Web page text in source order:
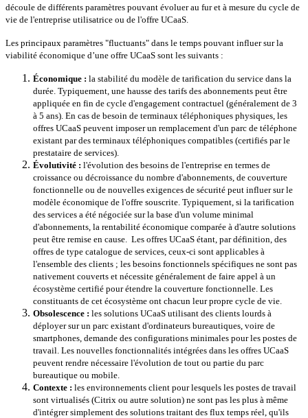
découle de différents paramètres pouvant évoluer au fur et à mesure du cycle de
vie de l'entreprise utilisatrice ou de l'offre UCaaS.
Les principaux paramètres "fluctuants" dans le temps pouvant influer sur la
viabilité économique d’une offre UCaaS sont les suivants :
Économique : la stabilité du modèle de tarification du service dans la
durée. Typiquement, une hausse des tarifs des abonnements peut être
appliquée en fin de cycle d'engagement contractuel (généralement de 3
à 5 ans). En cas de besoin de terminaux téléphoniques physiques, les
offres UCaaS peuvent imposer un remplacement d'un parc de téléphone
existant par des terminaux téléphoniques compatibles (certifiés par le
prestataire de services).
Évolutivité : l'évolution des besoins de l'entreprise en termes de
croissance ou décroissance du nombre d'abonnements, de couverture
fonctionnelle ou de nouvelles exigences de sécurité peut influer sur le
modèle économique de l'offre souscrite. Typiquement, si la tarification
des services a été négociée sur la base d'un volume minimal
d'abonnements, la rentabilité économique comparée à d'autre solutions
peut être remise en cause. Les offres UCaaS étant, par définition, des
offres de type catalogue de services, ceux-ci sont applicables à
l'ensemble des clients ; les besoins fonctionnels spécifiques ne sont pas
nativement couverts et nécessite généralement de faire appel à un
écosystème certifié pour étendre la couverture fonctionnelle. Les
constituants de cet écosystème ont chacun leur propre cycle de vie.
Obsolescence : les solutions UCaaS utilisant des clients lourds à
déployer sur un parc existant d'ordinateurs bureautiques, voire de
smartphones, demande des configurations minimales pour les postes de
travail. Les nouvelles fonctionnalités intégrées dans les offres UCaaS
peuvent rendre nécessaire l'évolution de tout ou partie du parc
bureautique ou mobile.
Contexte : les environnements client pour lesquels les postes de travail
sont virtualisés (Citrix ou autre solution) ne sont pas les plus à même
d'intégrer simplement des solutions traitant des flux temps réel, qu'ils